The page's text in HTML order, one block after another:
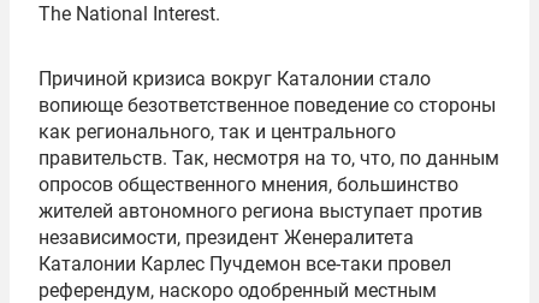
The National Interest.
Причиной кризиса вокруг Каталонии стало
вопиюще безответственное поведение со стороны
как регионального, так и центрального
правительств. Так, несмотря на то, что, по данным
опросов общественного мнения, большинство
жителей автономного региона выступает против
независимости, президент Женералитета
Каталонии Карлес Пучдемон все-таки провел
референдум, наскоро одобренный местным